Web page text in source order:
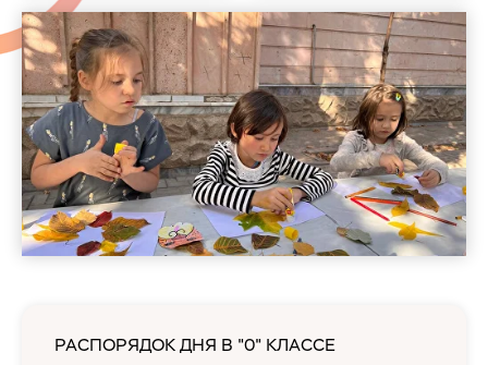
РАСПОРЯДОК ДНЯ В "0" КЛАССЕ